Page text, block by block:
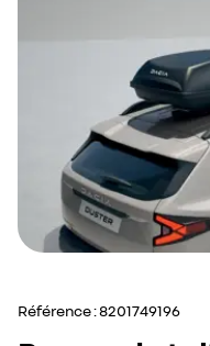
Référence :8201749196